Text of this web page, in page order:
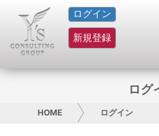
ログイン
新規登録
HOME
サービス紹介
グループ概要
ログ
HOME ログイン